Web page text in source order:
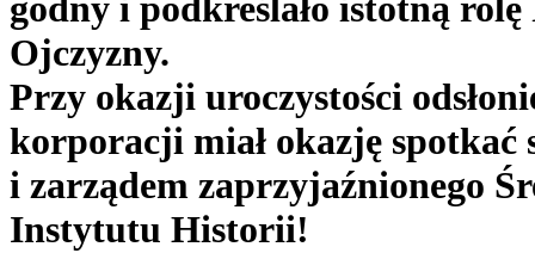
Ojczyzny.
Przy okazji uroczystości
korporacji miał okazję spotkać
i zarządem zaprzyjaźnionego
Instytutu Historii!